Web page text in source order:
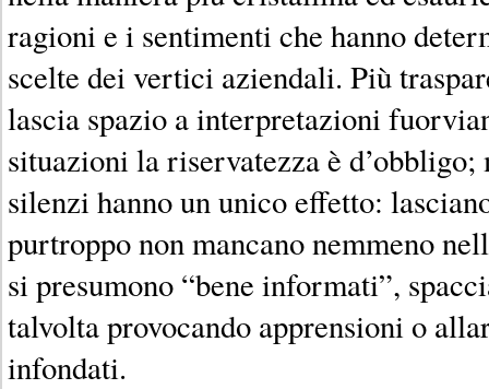
ragioni e i sentimenti che hanno
scelte dei vertici aziendali. Più
lascia spazio a interpretazioni
situazioni la riservatezza è
silenzi hanno un unico effetto:
purtroppo non mancano nemmeno
si presumono “bene informati”,
talvolta provocando apprensioni o
infondati.